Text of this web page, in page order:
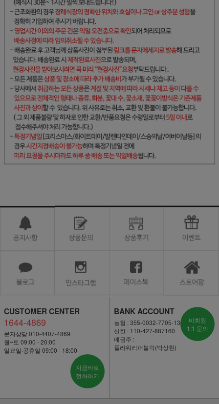
CUSTOMER CENTER
1644-4869
문자상담 010-4407-4869
월~토 09:00 - 20:00
일요일·공휴일 09:00 - 18:00
지금바로
전화하기
BANK ACCOUNT
농협 : 355-0032-7705-13
신한 : 110-427-887160
예금주 :
플라워리퍼블릭(박상현)
비회원
1:1 문의